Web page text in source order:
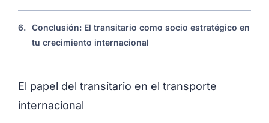
El papel del transitario en el transporte
internacional
6. Conclusión: El transitario como socio estratégico en
tu crecimiento internacional